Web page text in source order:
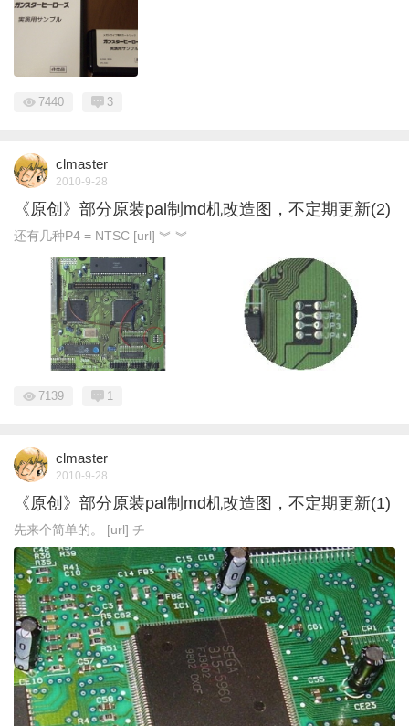
7440 3
clmaster
2010-9-28
《原创》部分原装pal制md机改造图，不定期更新(2)
还有几种P4 = NTSC [url] ︾ ︾
7139 1
clmaster
2010-9-28
《原创》部分原装pal制md机改造图，不定期更新(1)
先来个简单的。 [url] チ